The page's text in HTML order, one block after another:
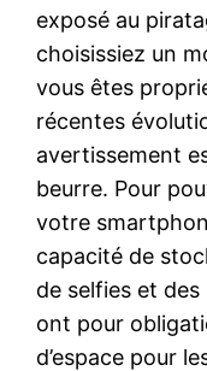
exposé au
choisissiez un
vous êtes
récentes
avertissement
beurre. Pour
votre
capacité de
de selfies et
ont pour
d’espace pour